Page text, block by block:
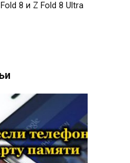
8 и Z Fold 8 Ultra